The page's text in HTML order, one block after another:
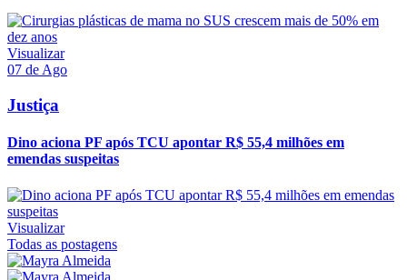
Visualizar
07 de Ago
Justiça
Dino aciona PF após TCU apontar R$ 55,4 milhões em
emendas suspeitas
Visualizar
Todas as postagens